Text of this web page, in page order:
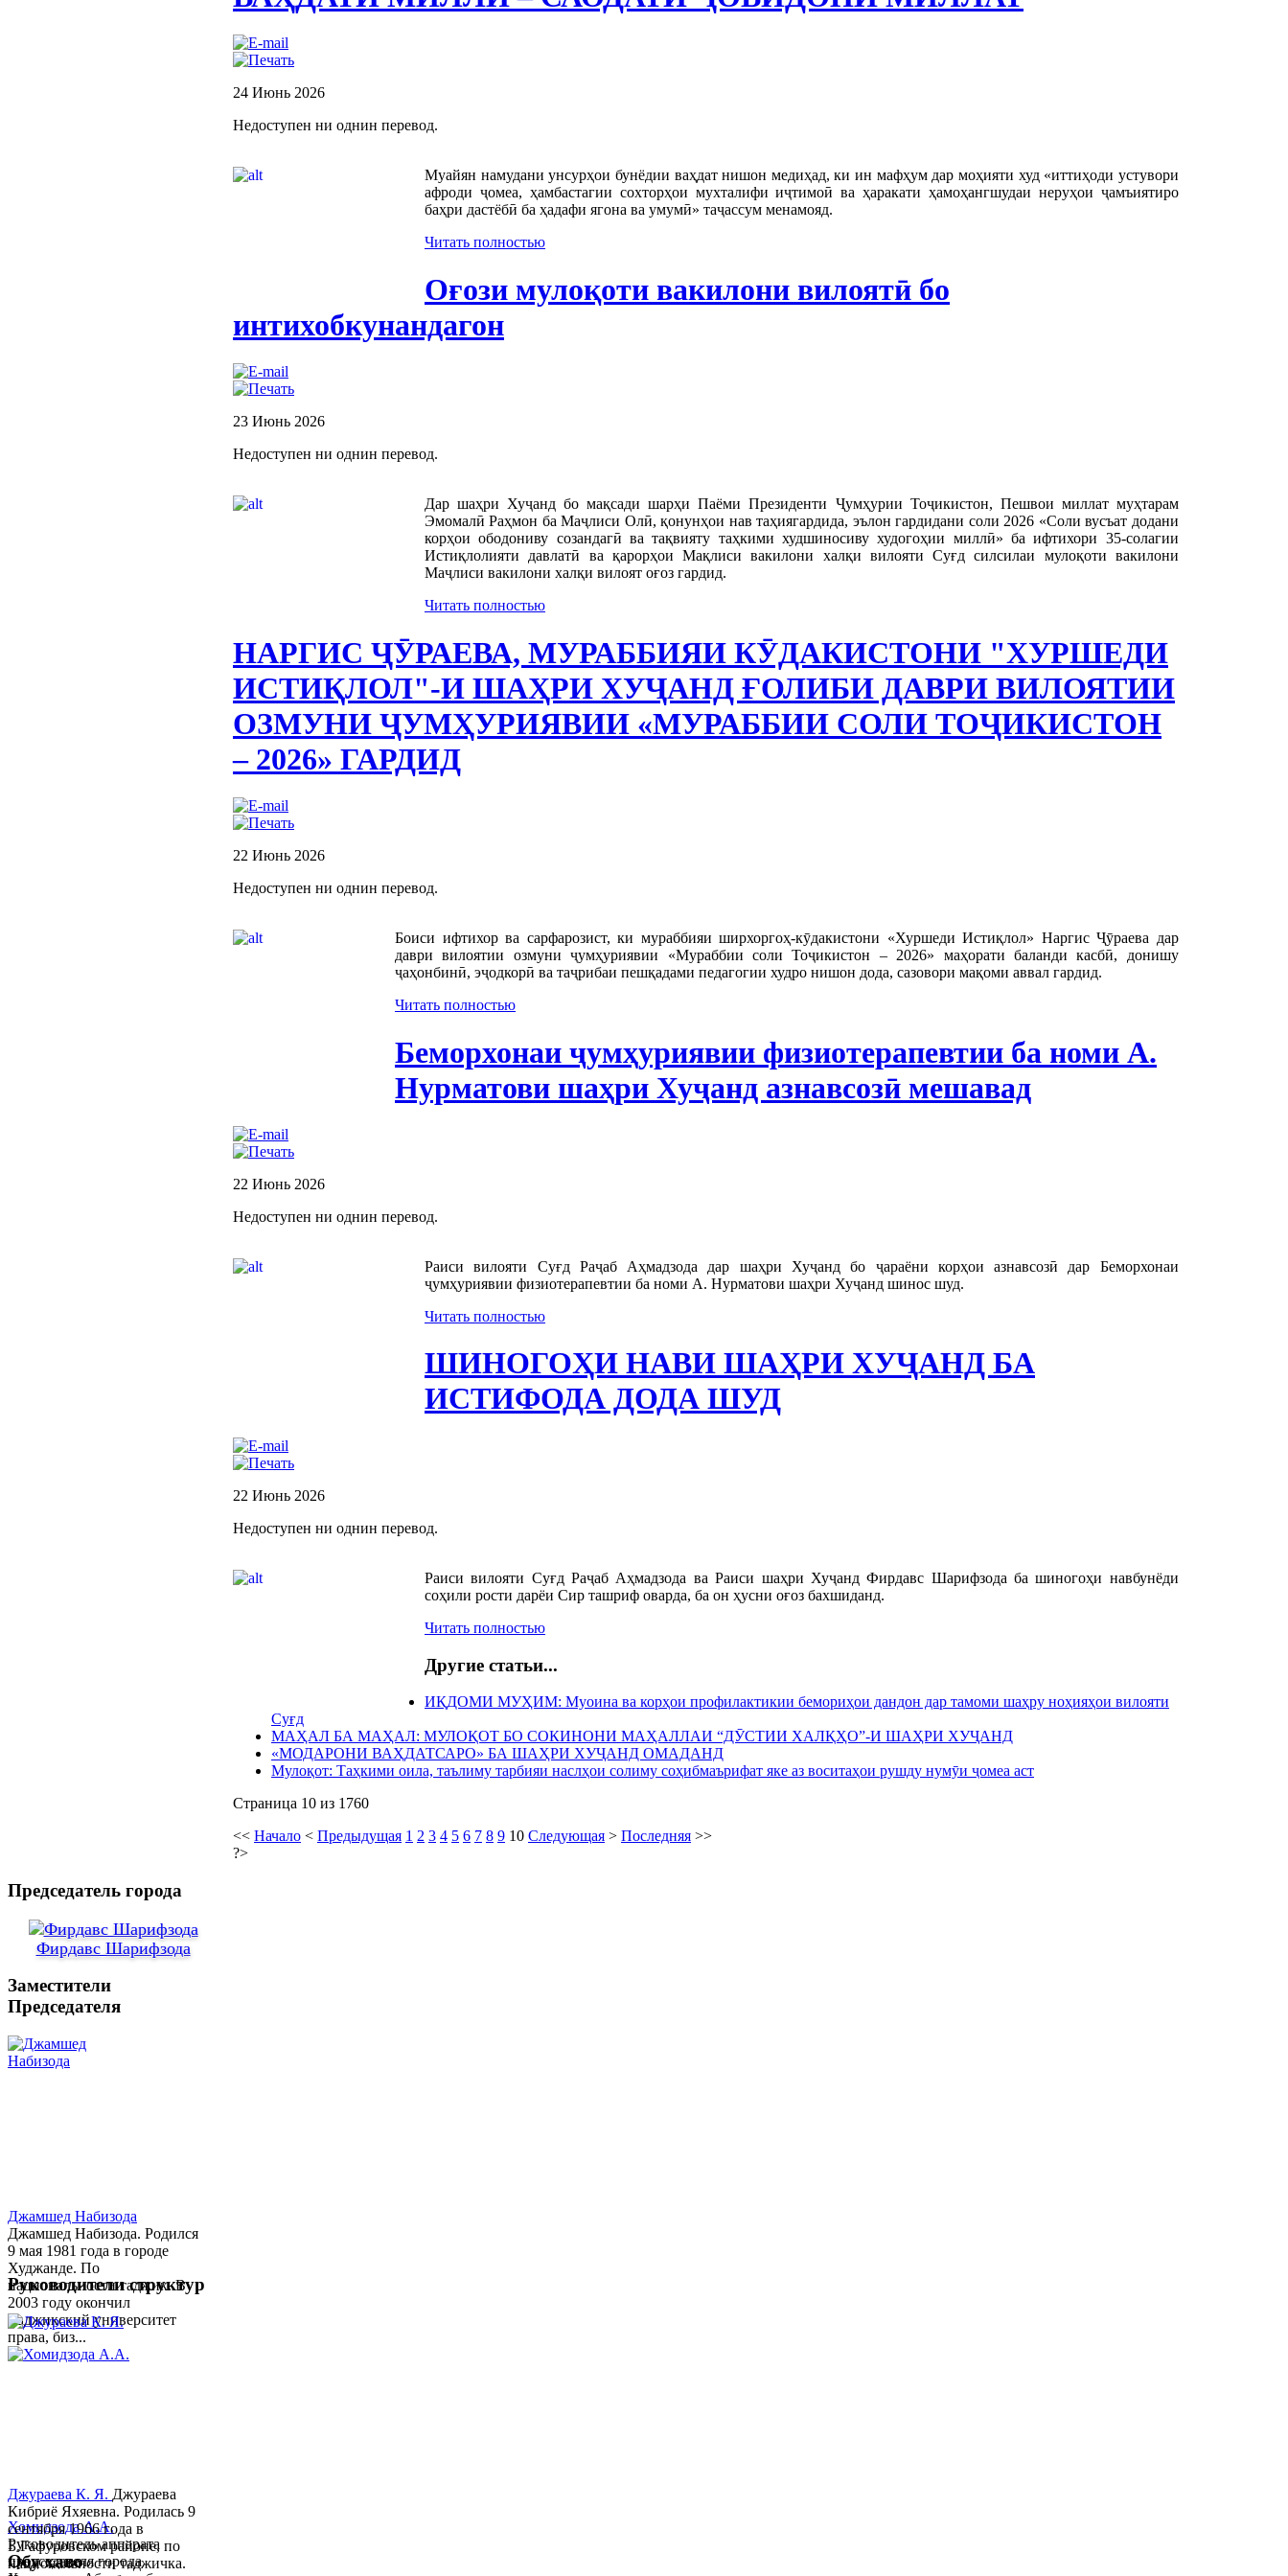
24 Июнь 2026
Недоступен ни однин перевод.
Муайян намудани унсурҳои бунёдии ваҳдат нишон медиҳад, ки ин мафҳум дар моҳияти худ «иттиҳоди устувори
афроди ҷомеа, ҳамбастагии сохторҳои мухталифи иҷтимоӣ ва ҳаракати ҳамоҳангшудаи неруҳои ҷамъиятиро
баҳри дастёбӣ ба ҳадафи ягона ва умумӣ» таҷассум менамояд.
Читать полностью
Оғози мулоқоти вакилони вилоятӣ бо
интихобкунандагон
23 Июнь 2026
Недоступен ни однин перевод.
Дар шаҳри Хуҷанд бо мақсади шарҳи Паёми Президенти Ҷумҳурии Тоҷикистон, Пешвои миллат муҳтарам
Эмомалӣ Раҳмон ба Маҷлиси Олӣ, қонунҳои нав таҳиягардида, эълон гардидани соли 2026 «Соли вусъат додани
корҳои ободониву созандагӣ ва тақвияту таҳкими худшиносиву худогоҳии миллӣ» ба ифтихори 35-солагии
Истиқлолияти давлатӣ ва қарорҳои Мақлиси вакилони халқи вилояти Суғд силсилаи мулоқоти вакилони
Маҷлиси вакилони халқи вилоят оғоз гардид.
Читать полностью
НАРГИС ҶӮРАЕВА, МУРАББИЯИ КӮДАКИСТОНИ "ХУРШЕДИ
ИСТИҚЛОЛ"-И ШАҲРИ ХУҶАНД ҒОЛИБИ ДАВРИ ВИЛОЯТИИ
ОЗМУНИ ҶУМҲУРИЯВИИ «МУРАББИИ СОЛИ ТОҶИКИСТОН
– 2026» ГАРДИД
22 Июнь 2026
Недоступен ни однин перевод.
Боиси ифтихор ва сарфарозист, ки мураббияи ширхоргоҳ-кӯдакистони «Хуршеди Истиқлол» Наргис Ҷӯраева дар
даври вилоятии озмуни ҷумҳуриявии «Мураббии соли Тоҷикистон – 2026» маҳорати баланди касбӣ, донишу
ҷаҳонбинӣ, эҷодкорӣ ва таҷрибаи пешқадами педагогии худро нишон дода, сазовори мақоми аввал гардид.
Читать полностью
Беморхонаи ҷумҳуриявии физиотерапевтии ба номи А.
Нурматови шаҳри Хуҷанд азнавсозӣ мешавад
22 Июнь 2026
Недоступен ни однин перевод.
Раиси вилояти Суғд Раҷаб Аҳмадзода дар шаҳри Хуҷанд бо ҷараёни корҳои азнавсозӣ дар Беморхонаи
ҷумҳуриявии физиотерапевтии ба номи А. Нурматови шаҳри Хуҷанд шинос шуд.
Читать полностью
ШИНОГОҲИ НАВИ ШАҲРИ ХУҶАНД БА
ИСТИФОДА ДОДА ШУД
22 Июнь 2026
Недоступен ни однин перевод.
Раиси вилояти Суғд Раҷаб Аҳмадзода ва Раиси шаҳри Хуҷанд Фирдавс Шарифзода ба шиногоҳи навбунёди
соҳили рости дарёи Сир ташриф оварда, ба он ҳусни оғоз бахшиданд.
Читать полностью
Другие статьи...
ИҚДОМИ МУҲИМ: Муоина ва корҳои профилактикии бемориҳои дандон дар тамоми шаҳру ноҳияҳои вилояти
Суғд
МАҲАЛ БА МАҲАЛ: МУЛОҚОТ БО СОКИНОНИ МАҲАЛЛАИ “ДӮСТИИ ХАЛҚҲО”-И ШАҲРИ ХУҶАНД
«МОДАРОНИ ВАҲДАТСАРО» БА ШАҲРИ ХУҶАНД ОМАДАНД
Мулоқот: Таҳкими оила, таълиму тарбияи наслҳои солиму соҳибмаърифат яке аз воситаҳои рушду нумӯи ҷомеа аст
Страница 10 из 1760
<< Начало < Предыдущая 1 2 3 4 5 6 7 8 9 10 Следующая > Последняя >>
?>
Председатель города
Фирдавс Шарифзода
Заместители
Председателя
Джамшед Набизода
Джамшед Набизода. Родился
9 мая 1981 года в городе
Худжанде. По
национальности таджик. В
2003 году окончил
Таджикский университет
права, биз...
Хомидзода А.А.
Руководитель аппарата
председателя города
Руководители структур
Джураева К. Я. Джураева
Кибриё Яхяевна. Родилась 9
сентября 1966 года в
Б.Гафуровском районе, по
национальности таджичка.
Обу хаво